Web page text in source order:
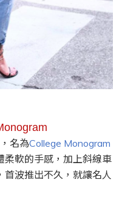
， 名為College Monogram
柔軟的手感 ， 加上斜線車
首波推出不久 ， 就讓名人